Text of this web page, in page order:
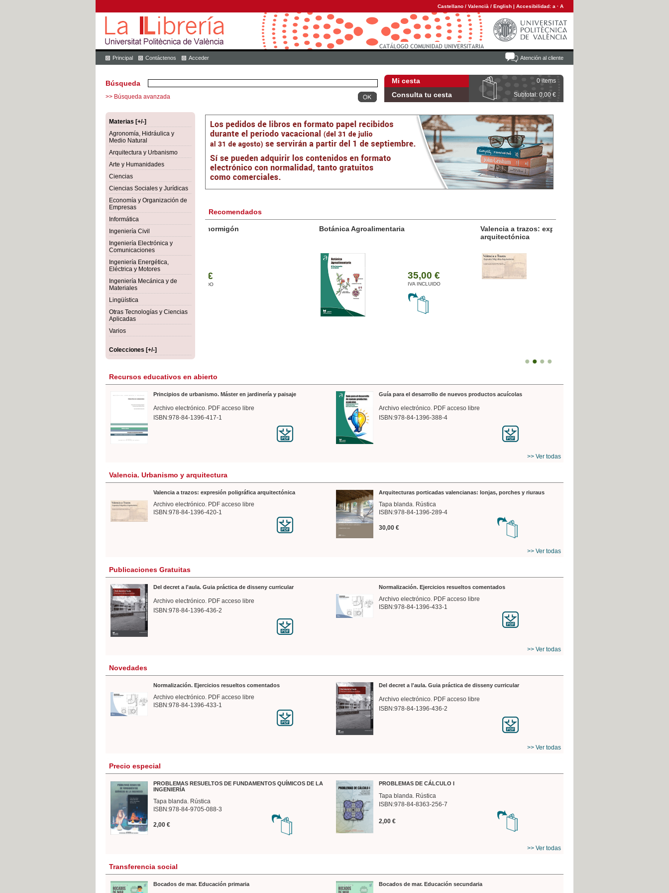
Castellano / Valencià / English | Accesibilidad: a · A
Atención al cliente
Principal Contáctenos Acceder
Mi cesta 0 items
Consulta tu cesta Subtotal: 0,00 €
Búsqueda
>> Búsqueda avanzada
Materias [+/-]
Agronomía, Hidráulica y
Medio Natural
Arquitectura y Urbanismo
Arte y Humanidades
Ciencias
Ciencias Sociales y Jurídicas
Economía y Organización de
Empresas
Informática
Ingeniería Civil
Ingeniería Electrónica y
Comunicaciones
Ingeniería Energética,
Eléctrica y Motores
Ingeniería Mecánica y de
Materiales
Lingüística
Otras Tecnologías y Ciencias
Aplicadas
Varios
Colecciones [+/-]
Recomendados
Botánica Agroalimentaria
35,00 €
IVA INCLUIDO
Valencia a trazos: expresión poligráfica
Recursos educativos en abierto
Principios de urbanismo. Máster en jardinería y paisaje
Archivo electrónico. PDF acceso libre
ISBN:978-84-1396-417-1
Guía para el desarrollo de nuevos productos acuícolas
Archivo electrónico. PDF acceso libre
ISBN:978-84-1396-388-4
>> Ver todas
Valencia. Urbanismo y arquitectura
Valencia a trazos: expresión poligráfica arquitectónica
Archivo electrónico. PDF acceso libre
ISBN:978-84-1396-420-1
Arquitecturas porticadas valencianas: lonjas, porches y riuraus
Tapa blanda. Rústica
ISBN:978-84-1396-289-4
30,00 €
>> Ver todas
Publicaciones Gratuitas
Del decret a l'aula. Guia práctica de disseny curricular
Archivo electrónico. PDF acceso libre
ISBN:978-84-1396-436-2
Normalización. Ejercicios resueltos comentados
Archivo electrónico. PDF acceso libre
ISBN:978-84-1396-433-1
>> Ver todas
Novedades
Normalización. Ejercicios resueltos comentados
Archivo electrónico. PDF acceso libre
ISBN:978-84-1396-433-1
Del decret a l'aula. Guia práctica de disseny curricular
Archivo electrónico. PDF acceso libre
ISBN:978-84-1396-436-2
>> Ver todas
Precio especial
PROBLEMAS RESUELTOS DE FUNDAMENTOS QUÍMICOS DE LA
INGENIERÍA
Tapa blanda. Rústica
ISBN:978-84-9705-088-3
2,00 €
PROBLEMAS DE CÁLCULO I
Tapa blanda. Rústica
ISBN:978-84-8363-256-7
2,00 €
>> Ver todas
Transferencia social
Bocados de mar. Educación primaria Bocados de mar. Educación secundaria